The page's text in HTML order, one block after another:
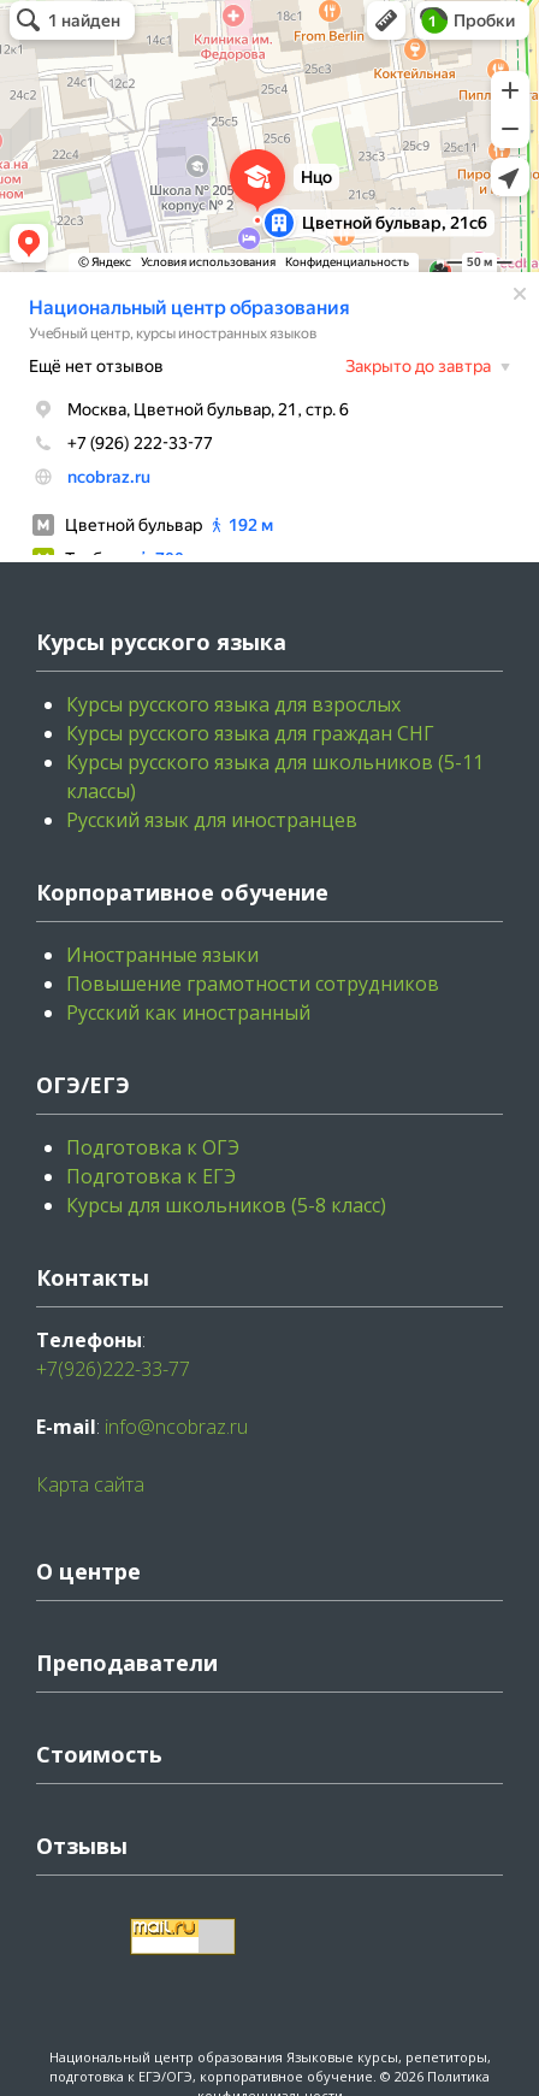
Курсы русского языка
Курсы русского языка для взрослых
Курсы русского языка для граждан СНГ
Курсы русского языка для школьников (5-11
классы)
Русский язык для иностранцев
Корпоративное обучение
Иностранные языки
Повышение грамотности сотрудников
Русский как иностранный
ОГЭ/ЕГЭ
Подготовка к ОГЭ
Подготовка к ЕГЭ
Курсы для школьников (5-8 класс)
Контакты
Телефоны:
+7(926)222-33-77
E-mail: info@ncobraz.ru
Карта сайта
О центре
Преподаватели
Стоимость
Отзывы
Национальный центр образования Языковые курсы, репетиторы,
подготовка к ЕГЭ/ОГЭ, корпоративное обучение. © 2026 Политика